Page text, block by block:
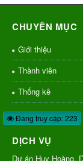
CHUYÊN MỤC
Giới thiệu
Thành viên
Thống kê
Đang truy cập: 223
DỊCH VỤ
Dự án Huy Hoàng,